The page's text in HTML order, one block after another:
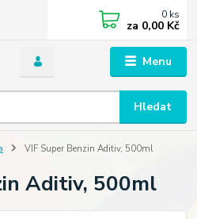
Menu
Hledat
0 ks
za 0,00 Kč
VIF Super Benzin Aditiv, 500ml
Aditiv, 500ml